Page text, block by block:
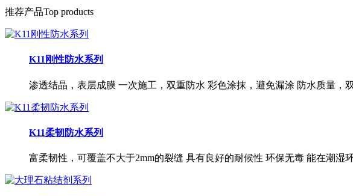
推荐产品Top products
K11刚性防水系列
渗透结晶，表层成膜 一次施工，双重防水 彩色涂抹，避免漏涂 防水质量，
K11柔韧防水系列
富柔韧性，可覆盖不大于2mm的裂缝 具有良好的耐候性 环保无毒 能在潮湿